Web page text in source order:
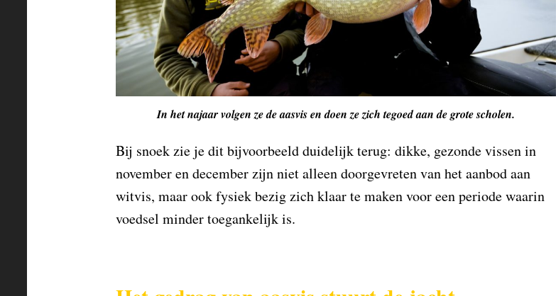
In het najaar volgen ze de aasvis en doen ze zich tegoed aan de grote scholen.
Bij snoek zie je dit bijvoorbeeld duidelijk terug: dikke, gezonde vissen in
november en december zijn niet alleen doorgevreten van het aanbod aan
witvis, maar ook fysiek bezig zich klaar te maken voor een periode waarin
voedsel minder toegankelijk is.